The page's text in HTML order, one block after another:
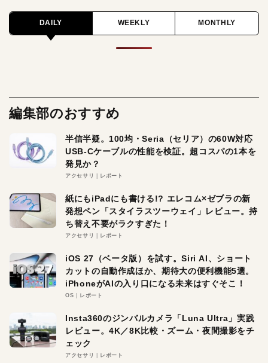
DAILY WEEKLY MONTHLY
編集部のおすすめ
半信半疑。100均・Seria（セリア）の60W対応
USB-Cケーブルの性能を検証。超コスパの1本を
発見か？
アクセサリ レポート
紙にもiPadにも書ける!? エレコム×ゼブラの新
発想ペン「スタイラスツーウェイ」レビュー。持
ち替え不要がラクすぎた！
アクセサリ レポート
iOS 27（ベータ版）を試す。Siri AI、ショート
カットの自動作成ほか、期待大の便利機能5選。
iPhoneがAIの入り口になる未来はすぐそこ！
OS レポート
Insta360のジンバルカメラ「Luna Ultra」実践
レビュー。4K／8K比較・ズーム・夜間撮影をチ
ェック
アクセサリ レポート